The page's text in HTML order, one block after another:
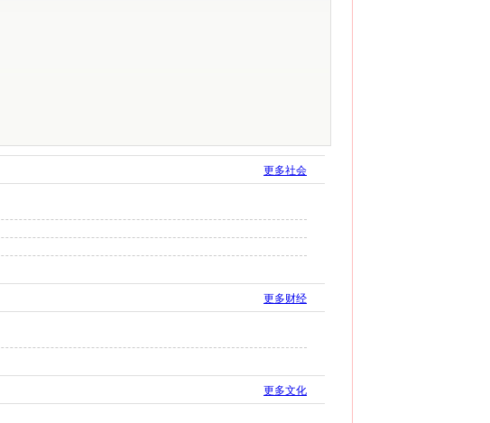
更多社会
更多财经
更多文化